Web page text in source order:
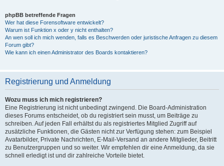
phpBB betreffende Fragen
Wer hat diese Forensoftware entwickelt?
Warum ist Funktion x oder y nicht enthalten?
An wen soll ich mich wenden, falls es Beschwerden oder juristische Anfragen zu diesem
Forum gibt?
Wie kann ich einen Administrator des Boards kontaktieren?
Registrierung und Anmeldung
Wozu muss ich mich registrieren?
Eine Registrierung ist nicht unbedingt zwingend. Die Board-Administration
dieses Forums entscheidet, ob du registriert sein musst, um Beiträge zu
schreiben. Auf jeden Fall erhältst du als registriertes Mitglied Zugriff auf
zusätzliche Funktionen, die Gästen nicht zur Verfügung stehen: zum Beispiel
Avatarbilder, Private Nachrichten, E-Mail-Versand an andere Mitglieder, Beitritt
zu Benutzergruppen und so weiter. Wir empfehlen dir eine Anmeldung, da sie
schnell erledigt ist und dir zahlreiche Vorteile bietet.